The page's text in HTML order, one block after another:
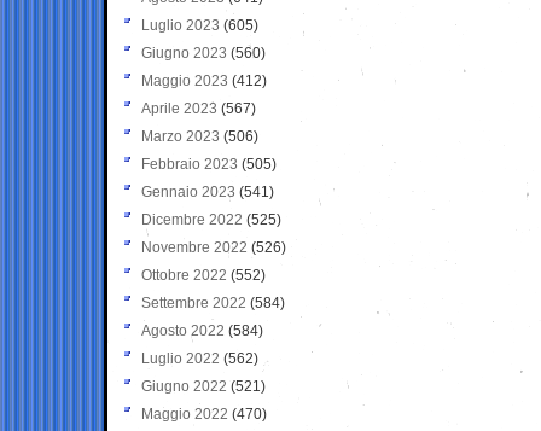
Luglio 2023 (605)
Giugno 2023 (560)
Maggio 2023 (412)
Aprile 2023 (567)
Marzo 2023 (506)
Febbraio 2023 (505)
Gennaio 2023 (541)
Dicembre 2022 (525)
Novembre 2022 (526)
Ottobre 2022 (552)
Settembre 2022 (584)
Agosto 2022 (584)
Luglio 2022 (562)
Giugno 2022 (521)
Maggio 2022 (470)